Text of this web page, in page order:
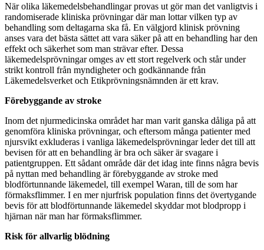
När olika läkemedelsbehandlingar provas ut gör man det vanligtvis i
randomiserade kliniska prövningar där man lottar vilken typ av
behandling som deltagarna ska få. En välgjord klinisk prövning
anses vara det bästa sättet att vara säker på att en behandling har den
effekt och säkerhet som man strävar efter. Dessa
läkemedelsprövningar omges av ett stort regelverk och står under
strikt kontroll från myndigheter och godkännande från
Läkemedelsverket och Etikprövningsnämnden är ett krav.
Förebyggande av stroke
Inom det njurmedicinska området har man varit ganska dåliga på att
genomföra kliniska prövningar, och eftersom många patienter med
njursvikt exkluderas i vanliga läkemedelsprövningar leder det till att
bevisen för att en behandling är bra och säker är svagare i
patientgruppen. Ett sådant område där det idag inte finns några bevis
på nyttan med behandling är förebyggande av stroke med
blodförtunnande läkemedel, till exempel Waran, till de som har
förmaksflimmer. I en mer njurfrisk population finns det övertygande
bevis för att blodförtunnande läkemedel skyddar mot blodpropp i
hjärnan när man har förmaksflimmer.
Risk för allvarlig blödning